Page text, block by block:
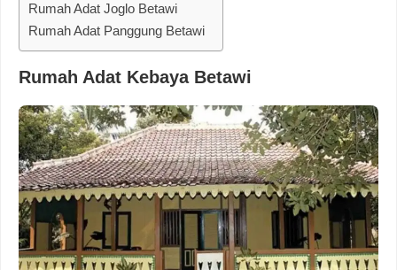
Rumah Adat Joglo Betawi
Rumah Adat Panggung Betawi
Rumah Adat Kebaya Betawi